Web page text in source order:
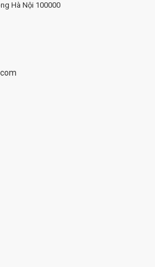
Hà Nội 100000